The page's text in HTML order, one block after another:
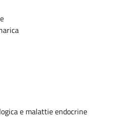
e malattie endocrine